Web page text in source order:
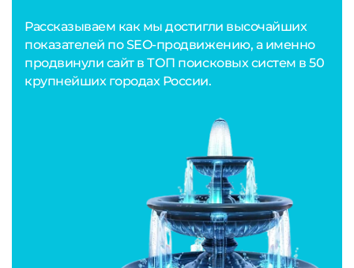
Рассказываем как мы достигли высочайших
показателей по SEO-продвижению, а именно
продвинули сайт в ТОП поисковых систем в 50
крупнейших городах России.